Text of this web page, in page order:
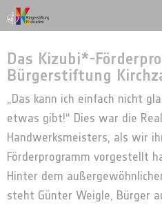
Das Kizubi*-
Bürgerstiftung
„Das kann ich einfach nicht
etwas gibt!“ Dies war die
Handwerksmeisters, als wir
Förderprogramm vorgestellt
Hinter dem
steht Günter Weigle, Bürger